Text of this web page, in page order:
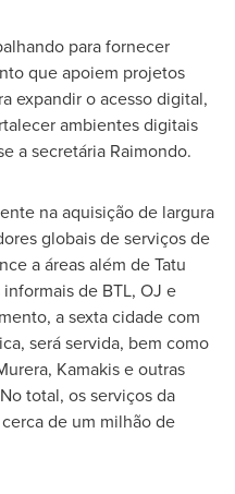
para fornecer
que apoiem projetos
expandir o acesso digital,
ambientes digitais
a secretária Raimondo.
na aquisição de largura
globais de serviços de
a áreas além de Tatu
de BTL, OJ e
a sexta cidade com
será servida, bem como
Kamakis e outras
total, os serviços da
de um milhão de